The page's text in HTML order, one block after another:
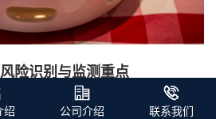
险识别与监测重点
险）
绍 公司介绍 联系我们